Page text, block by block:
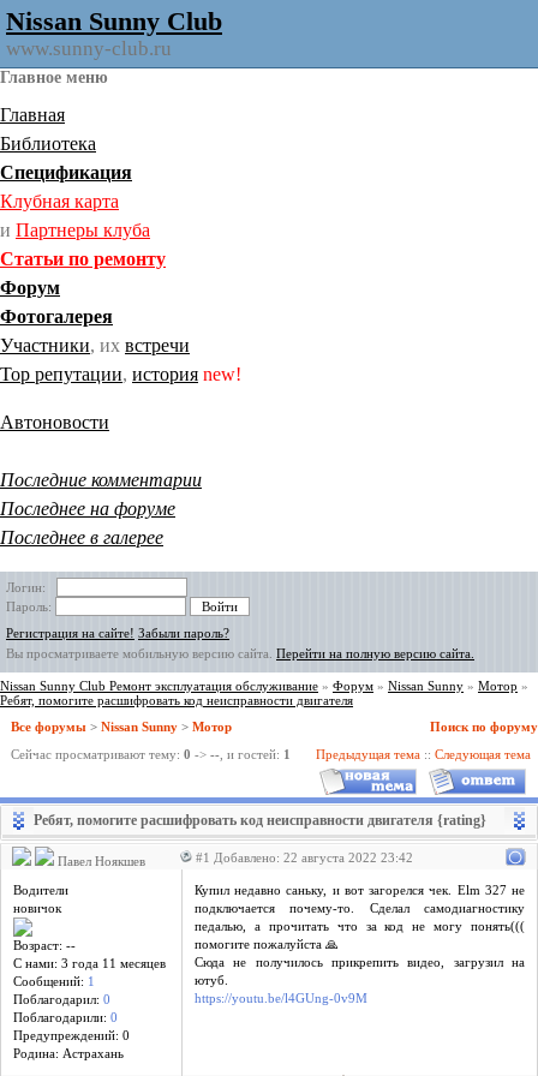
Nissan Sunny Club
www.sunny-club.ru
Главное меню
Главная
Библиотека
Спецификация
Клубная карта
и Партнеры клуба
Статьи по ремонту
Форум
Фотогалерея
Участники, их встречи
Тор репутации, история new!
Автоновости
Последние комментарии
Последнее на форуме
Последнее в галерее
Логин:
Пароль:
Регистрация на сайте! Забыли пароль?
Вы просматриваете мобильную версию сайта. Перейти на полную версию сайта.
Nissan Sunny Club Ремонт эксплуатация обслуживание » Форум » Nissan Sunny » Мотор »
Ребят, помогите расшифровать код неисправности двигателя
Все форумы > Nissan Sunny > Мотор
Поиск по форуму
Сейчас просматривают тему: 0 -> -- , и гостей: 1 Предыдущая тема :: Следующая тема
Ребят, помогите расшифровать код неисправности двигателя {rating}
Павел Ноякшев #1 Добавлено: 22 августа 2022 23:42
Водители
новичок
Возраст: --
С нами: 3 года 11 месяцев
Сообщений: 1
Поблагодарил: 0
Поблагодарили: 0
Предупреждений: 0
Родина: Астрахань
Купил недавно саньку, и вот загорелся чек. Elm 327 не
подключается почему-то. Сделал самодиагностику
педалью, а прочитать что за код не могу понять(((
помогите пожалуйста 🙏
Сюда не получилось прикрепить видео, загрузил на
ютуб.
https://youtu.be/l4GUng-0v9M